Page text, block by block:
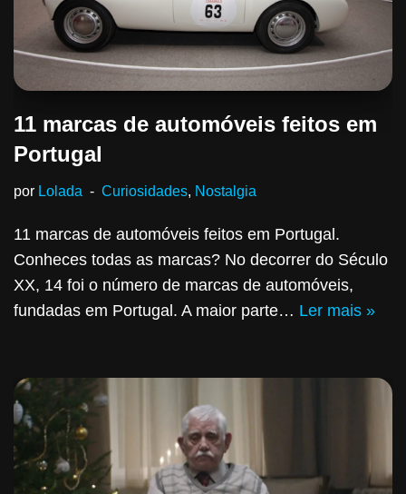
11 marcas de automóveis feitos em
Portugal
por Lolada Curiosidades, Nostalgia
11 marcas de automóveis feitos em Portugal.
Conheces todas as marcas? No decorrer do Século
XX, 14 foi o número de marcas de automóveis,
fundadas em Portugal. A maior parte… Ler mais »